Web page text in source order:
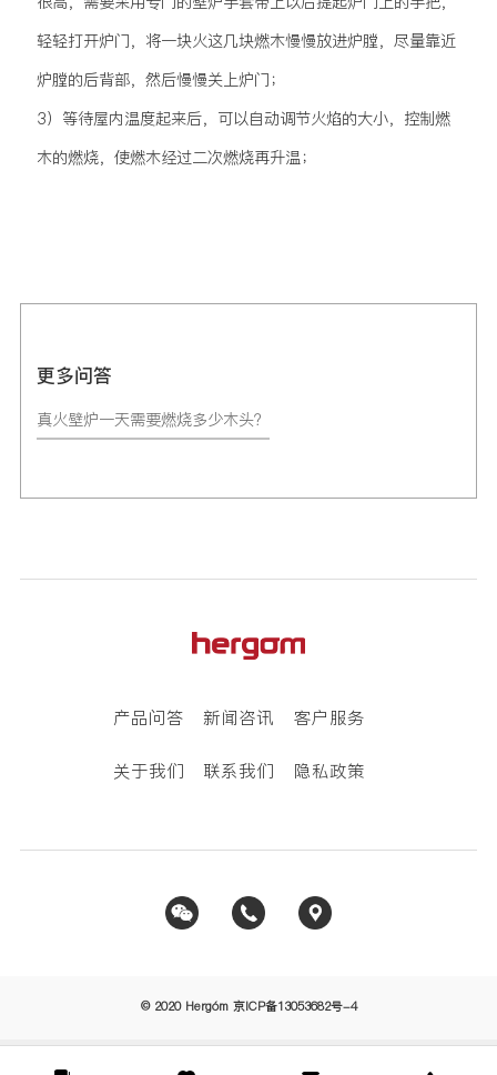
轻轻打开炉门，将一块火这几块燃木慢慢放进炉膛，尽量靠近
炉膛的后背部，然后慢慢关上炉门；
3）等待屋内温度起来后，可以自动调节火焰的大小，控制燃
木的燃烧，使燃木经过二次燃烧再升温；
更多问答
真火壁炉一天需要燃烧多少木头？
产品问答 新闻咨讯 客户服务
关于我们 联系我们 隐私政策
© 2020 Hergóm 京ICP备13053682号-4